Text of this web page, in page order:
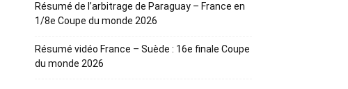
Résumé de l’arbitrage de Paraguay – France en
1/8e Coupe du monde 2026
Résumé vidéo France – Suède : 16e finale Coupe
du monde 2026